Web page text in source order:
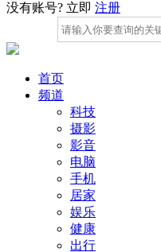
没有账号? 立即 注册
首页
频道
科技
摄影
影音
电脑
手机
居家
娱乐
健康
出行